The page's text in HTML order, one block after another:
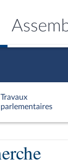
Travaux
parlementaires